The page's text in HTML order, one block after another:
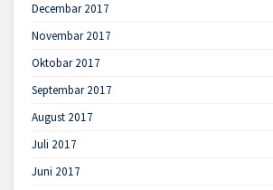
Decembar 2017
Novembar 2017
Oktobar 2017
Septembar 2017
August 2017
Juli 2017
Juni 2017